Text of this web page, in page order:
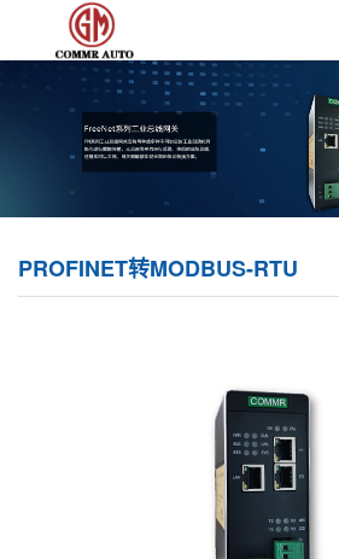
PROFINET转MODBUS-RTU